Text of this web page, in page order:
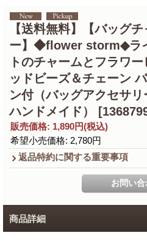
【送料無料】【バッグ
ー】◆flower storm◆ラ
トのチャームとフラワ
ッドビーズ＆チェーン
ン付（バッグアクセサ
ハンドメイド）
販売価格: 1,890円(税込)
希望小売価格: 2,780円
返品特約に関する重要事項
商品詳細